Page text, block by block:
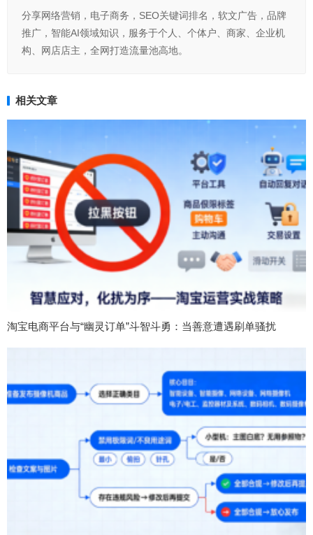
分享网络营销，电子商务，SEO关键词排名，软文广告，品牌
推广，智能AI领域知识，服务于个人、个体户、商家、企业机
构、网店店主，全网打造流量池高地。
相关文章
淘宝电商平台与“幽灵订单”斗智斗勇：当善意遭遇刷单骚扰